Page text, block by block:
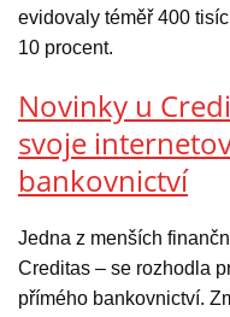
evidovaly téměř 400
10 procent.
Novinky u
svoje
bankovnictví
Jedna z menších
Creditas – se rozhodla
přímého bankovnictví.